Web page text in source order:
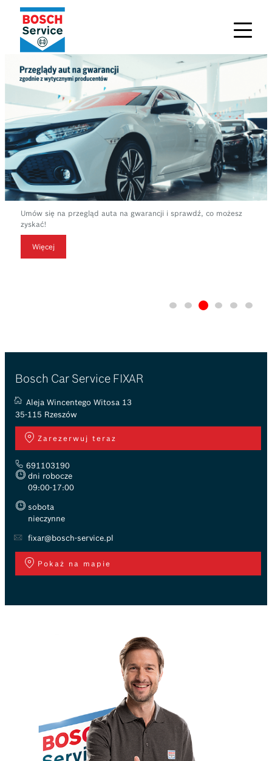
Umów się na przegląd auta na gwarancji i sprawdź, co możesz
zyskać!
Więcej
Bosch Car Service FIXAR
Aleja Wincentego Witosa 13
35-115 Rzeszów
Zarezerwuj teraz
691103190
dni robocze
09:00-17:00
sobota
nieczynne
fixar@bosch-service.pl
Pokaż na mapie